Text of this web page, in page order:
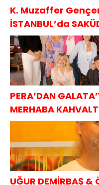
K. Muzaffer
İSTANBUL’da
PERA’DAN GALATA’YA GURUBU
MERHABA
UĞUR DEMİRBAŞ &